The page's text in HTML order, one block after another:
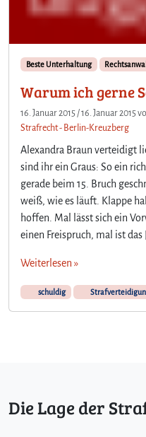
Beste Unterhaltung
Warum ich gerne
16. Januar 2015 /16. Januar 2015
Strafrecht - Berlin-Kreuzberg
Alexandra Braun verteidigt
sind ihr ein Graus: So ein
gerade beim 15. Bruch
weiß, wie es läuft. Klappe
hoffen. Mal lässt sich ein
einen Freispruch, mal ist das
Weiterlesen »
schuldig
Die Lage der